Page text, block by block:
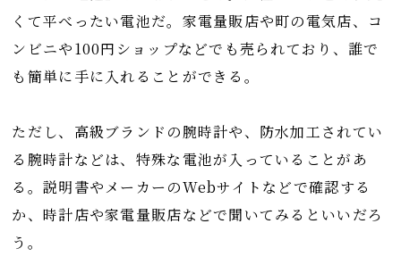
くて平べったい電池だ。家電量販店や町の電気店、コ
ンビニや100円ショップなどでも売られており、誰で
も簡単に手に入れることができる。
ただし、高級ブランドの腕時計や、防水加工されてい
る腕時計などは、特殊な電池が入っていることがあ
る。説明書やメーカーのWebサイトなどで確認する
か、時計店や家電量販店などで聞いてみるといいだろ
う。